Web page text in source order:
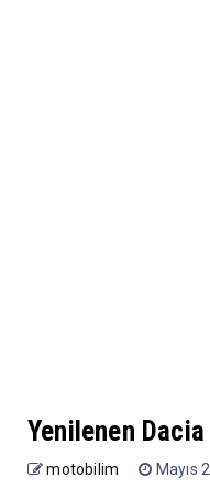
Yenilenen
motobilim Mayıs